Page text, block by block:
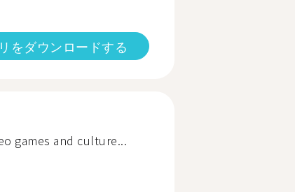
をダウンロードする
games and culture...